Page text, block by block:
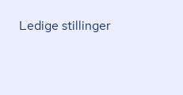
Ledige stillinger